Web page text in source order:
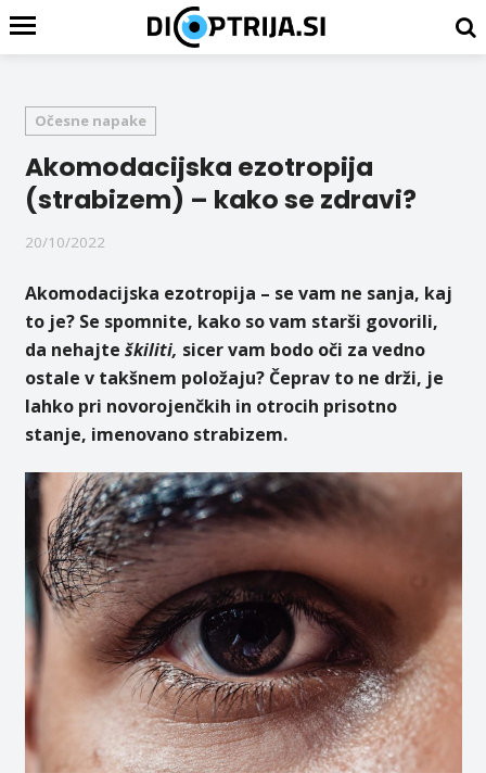
Očesne napake
Akomodacijska ezotropija
(strabizem) – kako se zdravi?
20/10/2022
Akomodacijska ezotropija – se vam ne sanja, kaj
to je? Se spomnite, kako so vam starši govorili,
da nehajte škiliti, sicer vam bodo oči za vedno
ostale v takšnem položaju? Čeprav to ne drži, je
lahko pri novorojenčkih in otrocih prisotno
stanje, imenovano strabizem.